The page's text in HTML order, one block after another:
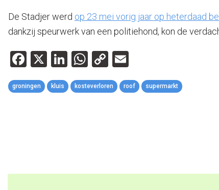
De Stadjer werd op 23 mei vorig jaar op heterdaad
dankzij speurwerk van een politiehond, kon de
Facebook
X LinkedIn
WhatsApp
Copy
Link
groningen kluis kosteverloren roof supermarkt